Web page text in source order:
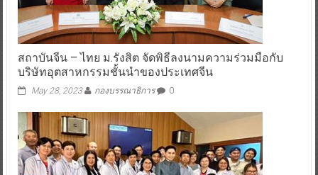
สถาบันจีน – ไทย ม.รังสิต จัดพิธีลงนามความร่วมมือกับ
บริษัทอุตสาหกรรมชั้นนำของประเทศจีน
May 28, 2023 กองบรรณาธิการ 0